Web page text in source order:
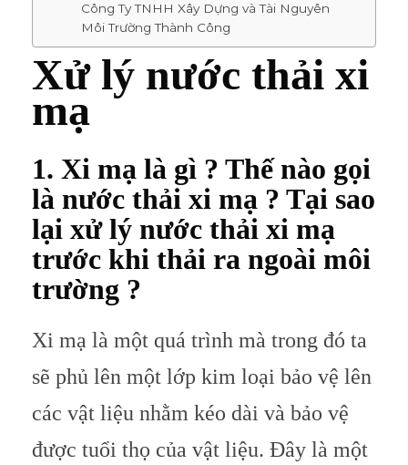
Công Ty TNHH Xây Dựng và Tài Nguyên
Môi Trường Thành Công
Xử lý nước thải xi
mạ
1. Xi mạ là gì ? Thế nào gọi
là nước thải xi mạ ? Tại sao
lại xử lý nước thải xi mạ
trước khi thải ra ngoài môi
trường ?
Xi mạ là một quá trình mà trong đó ta
sẽ phủ lên một lớp kim loại bảo vệ lên
các vật liệu nhằm kéo dài và bảo vệ
được tuổi thọ của vật liệu. Đây là một